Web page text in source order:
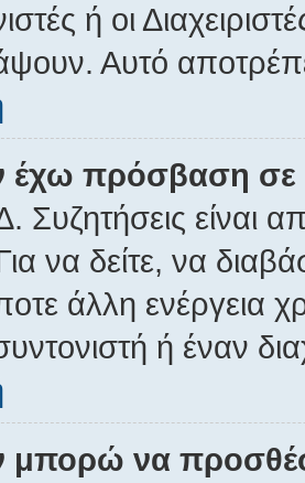
ή οι
Αυτό
έχω πρόσβαση
Συζητήσεις είναι
να δείτε, να
άλλη ενέργεια
ή έναν
μπορώ να